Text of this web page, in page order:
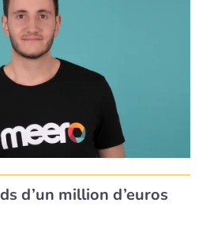
d’un million d’euros
Valider
déjà
Je déciderai plus
tard